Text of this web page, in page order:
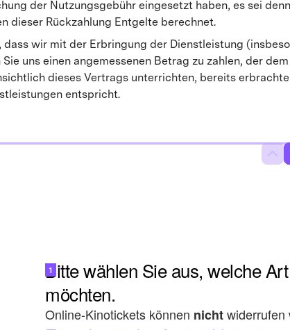
der Nutzungsgebühr eingesetzt haben, es sei
dieser Rückzahlung Entgelte berechnet.
dass wir mit der Erbringung der Dienstleistung
Sie uns einen angemessenen Betrag zu zahlen, der
dieses Vertrags unterrichten, bereits
entspricht.